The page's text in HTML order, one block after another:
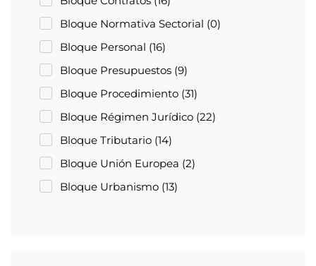
Bloque Normativa Sectorial (0)
Bloque Personal (16)
Bloque Presupuestos (9)
Bloque Procedimiento (31)
Bloque Régimen Jurídico (22)
Bloque Tributario (14)
Bloque Unión Europea (2)
Bloque Urbanismo (13)